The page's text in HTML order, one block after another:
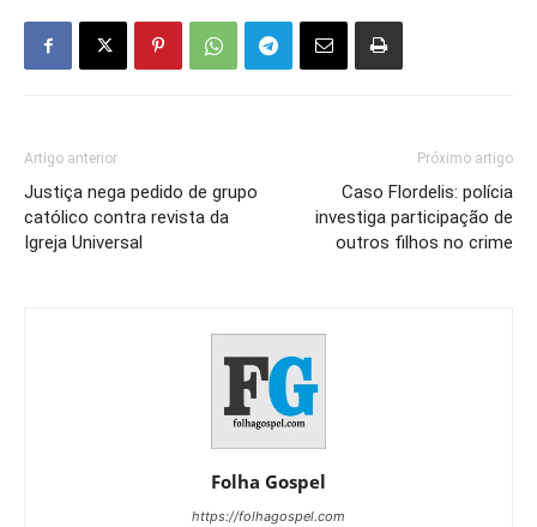
Artigo anterior
Justiça nega pedido de grupo
católico contra revista da
Igreja Universal
Próximo artigo
Caso Flordelis: polícia
investiga participação de
outros filhos no crime
Folha Gospel
https://folhagospel.com